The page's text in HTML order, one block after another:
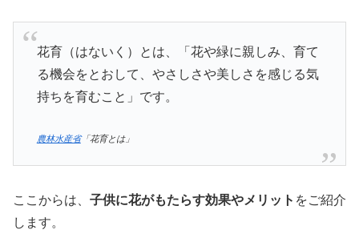
花育（はないく）とは、「花や緑に親しみ、育て
る機会をとおして、やさしさや美しさを感じる気
持ちを育むこと」です。
農林水産省「花育とは」
ここからは、 子供に花がもたらす効果やメリット をご紹介
します。